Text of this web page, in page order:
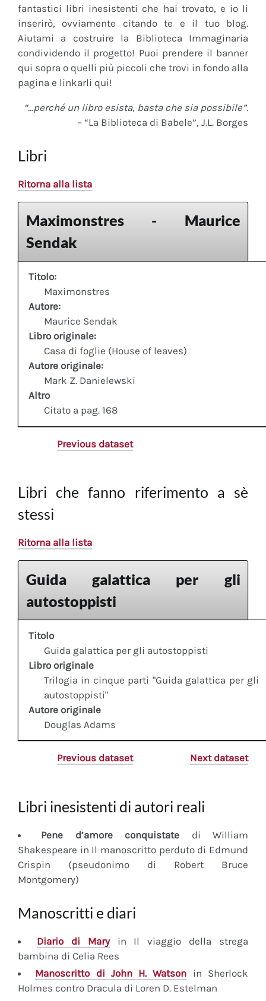
fantastici libri inesistenti che hai trovato, e io li
inserirò, ovviamente citando te e il tuo blog.
Aiutami a costruire la Biblioteca Immaginaria
condividendo il progetto! Puoi prendere il banner
qui sopra o quelli più piccoli che trovi in fondo alla
pagina e linkarli qui!
“…perché un libro esista, basta che sia possibile”.
– “La Biblioteca di Babele”, J.L. Borges
Libri
Ritorna alla lista
Maximonstres - Maurice
Sendak
Titolo:
Maximonstres
Autore:
Maurice Sendak
Libro originale:
Casa di foglie (House of leaves)
Autore originale:
Mark Z. Danielewski
Altro
Citato a pag. 168
Previous dataset
Libri che fanno riferimento a sè
stessi
Ritorna alla lista
Guida galattica per gli
autostoppisti
Titolo
Guida galattica per gli autostoppisti
Libro originale
Trilogia in cinque parti "Guida galattica per gli
autostoppisti"
Autore originale
Douglas Adams
Previous dataset Next dataset
Libri inesistenti di autori reali
Pene d’amore conquistate di William
Shakespeare in Il manoscritto perduto di Edmund
Crispin (pseudonimo di Robert Bruce
Montgomery)
Manoscritti e diari
Diariodi Maryin Il viaggio della strega
bambina di Celia Rees
Manoscritto di John H. Watson in Sherlock
Holmes contro Dracula di Loren D. Estelman